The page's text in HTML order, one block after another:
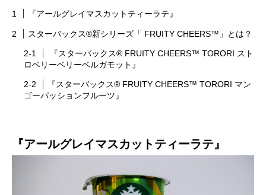
『アールグレイマスカットティーラテ』
スターバックス®新シリーズ「 FRUITY CHEERS™」とは？
『スターバックス® FRUITY CHEERS™ TORORI スト
ロベリーベリーベルガモット』
『スターバックス® FRUITY CHEERS™ TORORI マン
ゴーパッションフルーツ』
『アールグレイマスカットティーラテ』